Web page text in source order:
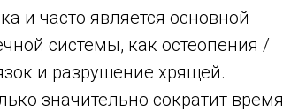
и часто является основной
системы, как остеопения /
и разрушение хрящей.
значительно сократит время